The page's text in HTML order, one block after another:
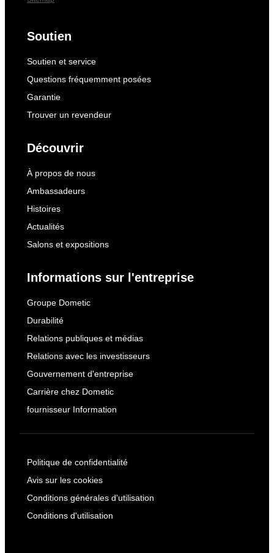
Soutien
Soutien et service
Questions fréquemment posées
Garantie
Trouver un revendeur
Découvrir
À propos de nous
Ambassadeurs
Histoires
Actualités
Salons et expositions
Informations sur l'entreprise
Groupe Dometic
Durabilité
Relations publiques et médias
Relations avec les investisseurs
Gouvernement d'entreprise
Carrière chez Dometic
fournisseur Information
Politique de confidentialité
Avis sur les cookies
Conditions générales d'utilisation
Conditions d'utilisation